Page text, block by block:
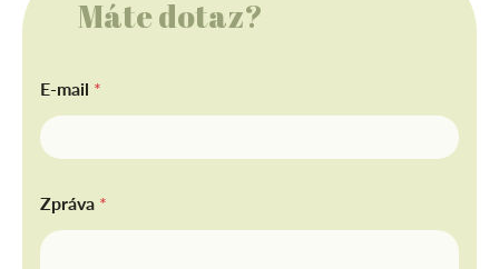
Máte dotaz?
E-mail *
Zpráva *